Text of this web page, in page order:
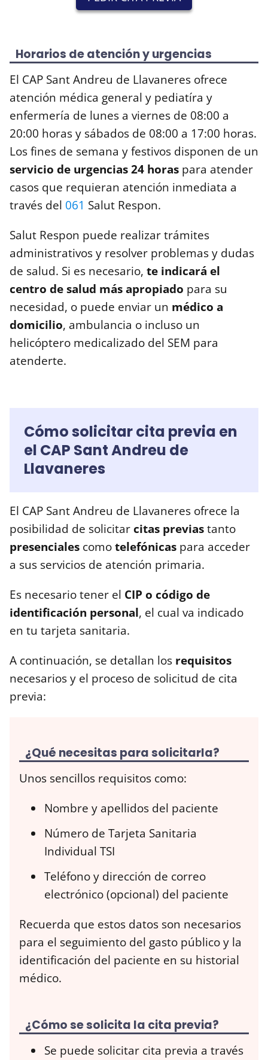
Horarios de atención y urgencias
El CAP Sant Andreu de Llavaneres ofrece
atención médica general y pediatíra y
enfermería de lunes a viernes de 08:00 a
20:00 horas y sábados de 08:00 a 17:00 horas.
Los fines de semana y festivos disponen de un
servicio de urgencias 24 horas para atender
casos que requieran atención inmediata a
través del 061 Salut Respon.
Salut Respon puede realizar trámites
administrativos y resolver problemas y dudas
de salud. Si es necesario, te indicará el
centro de salud más apropiado para su
necesidad, o puede enviar un médico a
domicilio, ambulancia o incluso un
helicóptero medicalizado del SEM para
atenderte.
Cómo solicitar cita previa en
el CAP Sant Andreu de
Llavaneres
El CAP Sant Andreu de Llavaneres ofrece la
posibilidad de solicitarcitas previastanto
presenciales comotelefónicas para acceder
a sus servicios de atención primaria.
Es necesario tener el CIP o código de
identificación personal, el cual va indicado
en tu tarjeta sanitaria.
A continuación, se detallan los requisitos
necesarios y el proceso de solicitud de cita
previa:
¿Qué necesitas para solicitarla?
Unos sencillos requisitos como:
Nombre y apellidos del paciente
Número de Tarjeta Sanitaria
Individual TSI
Teléfono y dirección de correo
electrónico (opcional) del paciente
Recuerda que estos datos son necesarios
para el seguimiento del gasto público y la
identificación del paciente en su historial
médico.
¿Cómo se solicita la cita previa?
Se puede solicitar cita previa a través